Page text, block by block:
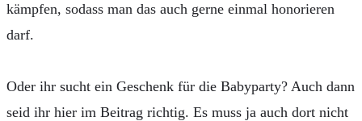
kämpfen, sodass man das auch gerne einmal honorieren
darf.
Oder ihr sucht ein Geschenk für die Babyparty? Auch dann
seid ihr hier im Beitrag richtig. Es muss ja auch dort nicht